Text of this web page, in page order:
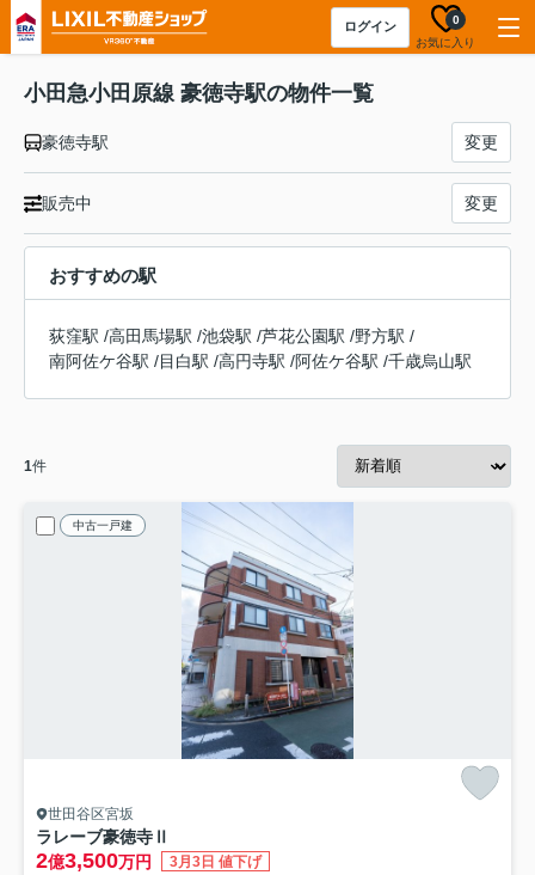
ログイン
お気に入り
0
小田急小田原線 豪徳寺駅の物件一覧
豪徳寺駅 変更
販売中 変更
おすすめの駅
荻窪駅 /高田馬場駅 /池袋駅 /芦花公園駅 /野方駅 /
南阿佐ケ谷駅 /目白駅 /高円寺駅 /阿佐ケ谷駅 /千歳烏山駅
1件
中古一戸建
世田谷区宮坂
ラレーブ豪徳寺Ⅱ
2億3,500万円 3月3日 値下げ